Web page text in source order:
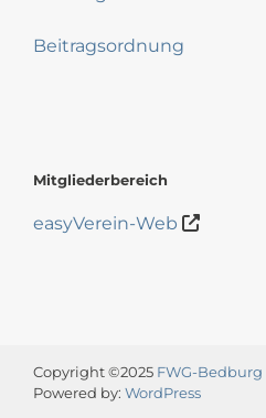
Beitragsordnung
Mitgliederbereich
easyVerein-Web
Copyright ©2025 FWG-Bedburg
Powered by: WordPress